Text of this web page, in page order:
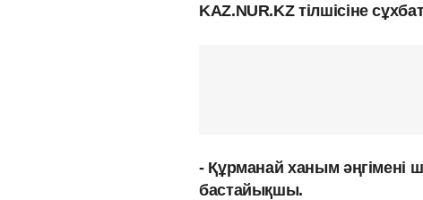
KAZ.NUR.KZ тілшісіне
- Құрманай ханым әңгімені
бастайықшы.